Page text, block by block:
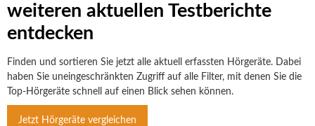
weiteren aktuellen Testberichte
entdecken
Finden und sortieren Sie jetzt alle aktuell erfassten Hörgeräte. Dabei
haben Sie uneingeschränkten Zugriff auf alle Filter, mit denen Sie die
Top-Hörgeräte schnell auf einen Blick sehen können.
Jetzt Hörgeräte vergleichen